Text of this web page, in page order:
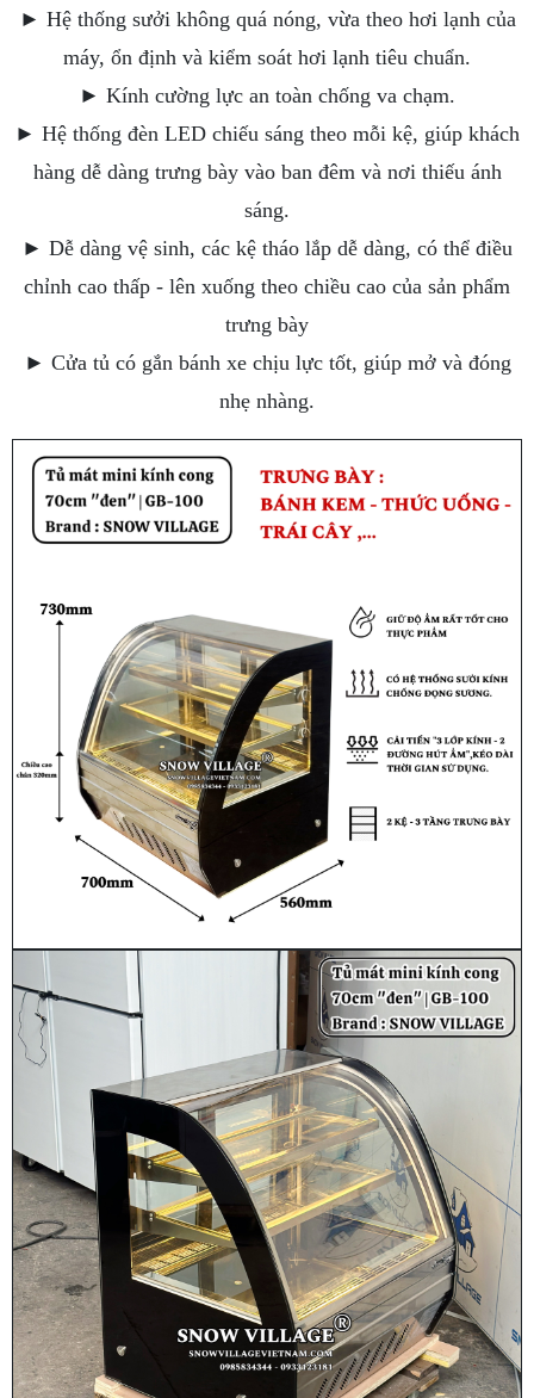
► Hệ thống sưởi không quá nóng, vừa theo hơi lạnh của
máy, ổn định và kiểm soát hơi lạnh tiêu chuẩn.
► Kính cường lực an toàn chống va chạm.
► Hệ thống đèn LED chiếu sáng theo mỗi kệ, giúp khách
hàng dễ dàng trưng bày vào ban đêm và nơi thiếu ánh
sáng.
► Dễ dàng vệ sinh, các kệ tháo lắp dễ dàng, có thể điều
chỉnh cao thấp - lên xuống theo chiều cao của sản phẩm
trưng bày
► Cửa tủ có gắn bánh xe chịu lực tốt, giúp mở và đóng
nhẹ nhàng.